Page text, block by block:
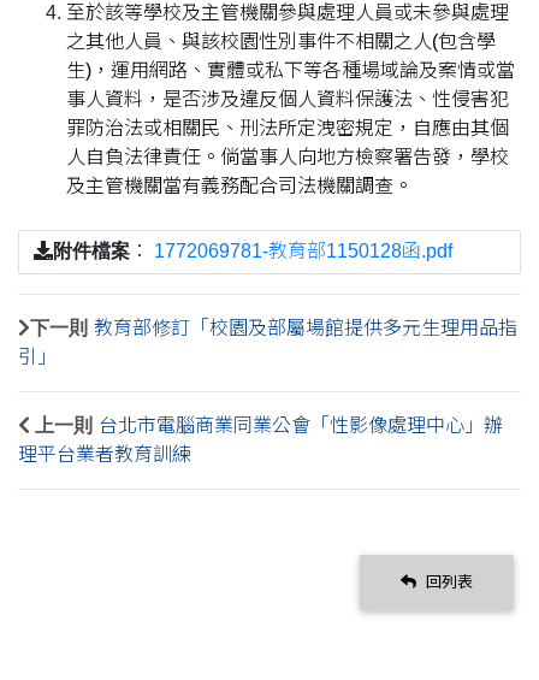
至於該等學校及主管機關參與處理人員或未參與處理
之其他人員、與該校園性別事件不相關之人(包含學
生)，運用網路、實體或私下等各種場域論及案情或當
事人資料，是否涉及違反個人資料保護法、性侵害犯
罪防治法或相關民、刑法所定洩密規定，自應由其個
人自負法律責任。倘當事人向地方檢察署告發，學校
及主管機關當有義務配合司法機關調查。
附件檔案 ： 1772069781-教育部1150128函.pdf
下一則 教育部修訂「校園及部屬場館提供多元生理用品指
引」
上一則 台北市電腦商業同業公會「性影像處理中心」辦
理平台業者教育訓練
回列表